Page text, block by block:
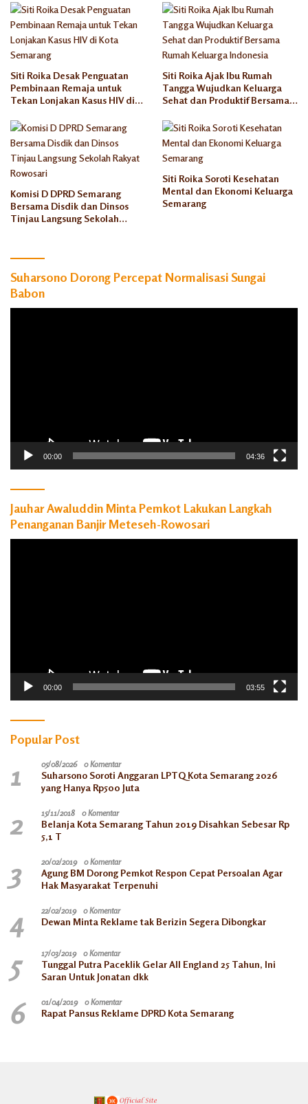
Semaran
Siti Roika Desak Penguatan
Pembinaan Remaja untuk
Tekan Lonjakan Kasus HIV di
Siti Roika Ajak Ibu Rumah
Tangga Wujudkan Keluarga
Sehat dan Produktif Bersama
Komisi D DPRD Semarang
Bersama Disdik dan Dinsos
Tinjau Langsung Sekolah
Siti Roika Soroti Kesehatan
Mental dan Ekonomi Keluarga
Semarang
Suharsono Dorong Percepat Normalisasi Sungai
Babon
00:00 04:36
Jauhar Awaluddin Minta Pemkot Lakukan Langkah
Penanganan Banjir Meteseh-Rowosari
00:00 03:55
Popular Post
1 05/08/2026 0 Komentar
Suharsono Soroti Anggaran LPTQ Kota Semarang 2026
yang Hanya Rp500 Juta
2 15/11/2018 0 Komentar
Belanja Kota Semarang Tahun 2019 Disahkan Sebesar Rp
5,1 T
3 20/02/2019 0 Komentar
Agung BM Dorong Pemkot Respon Cepat Persoalan Agar
Hak Masyarakat Terpenuhi
4 22/02/2019 0 Komentar
Dewan Minta Reklame tak Berizin Segera Dibongkar
5 17/03/2019 0 Komentar
Tunggal Putra Paceklik Gelar All England 25 Tahun, Ini
Saran Untuk Jonatan dkk
6 01/04/2019 0 Komentar
Rapat Pansus Reklame DPRD Kota Semarang